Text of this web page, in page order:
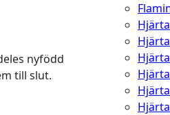
nyfödd
till slut.